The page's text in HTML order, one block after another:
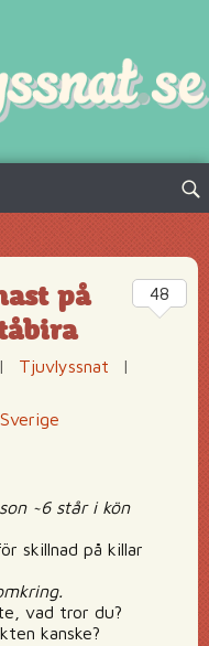
Sök
på
| Tjuvlyssnat
|
~6 står i kön
skillnad på killar
vad tror du?
kanske?
48